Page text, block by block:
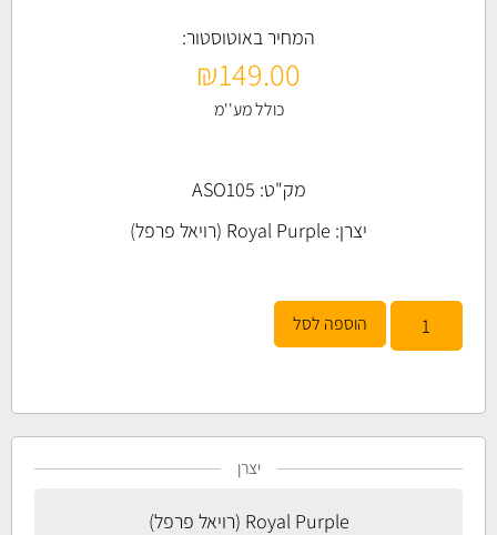
המחיר באוטוסטור:
₪149.00
כולל מע''מ
מק"ט: ASO105
יצרן: Royal Purple (רויאל פרפל)
הוספה לסל
יצרן
Royal Purple (רויאל פרפל)